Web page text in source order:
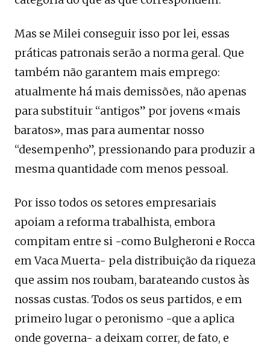
Mas se Milei conseguir isso por lei, essas
práticas patronais serão a norma geral. Que
também não garantem mais emprego:
atualmente há mais demissões, não apenas
para substituir “antigos” por jovens «mais
baratos», mas para aumentar nosso
“desempenho”, pressionando para produzir a
mesma quantidade com menos pessoal.
Por isso todos os setores empresariais
apoiam a reforma trabalhista, embora
compitam entre si -como Bulgheroni e Rocca
em Vaca Muerta- pela distribuição da riqueza
que assim nos roubam, barateando custos às
nossas custas. Todos os seus partidos, e em
primeiro lugar o peronismo -que a aplica
onde governa- a deixam correr, de fato, e